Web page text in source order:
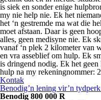
is siek en sonder enige
my nie help nie. Ek het
het ‘n gestremde ma wat die
moet afstaan. Daar is geen
alles, geen medisyne nie. Ek
vanaf ‘n plek 2 kilometer van
en vra asseblief om hulp. Ek
is dringend nodig. Ek het
hulp na my rekeningnommer:
Kontak
Benodig’n lening vir’n
Benodig 800 000 R